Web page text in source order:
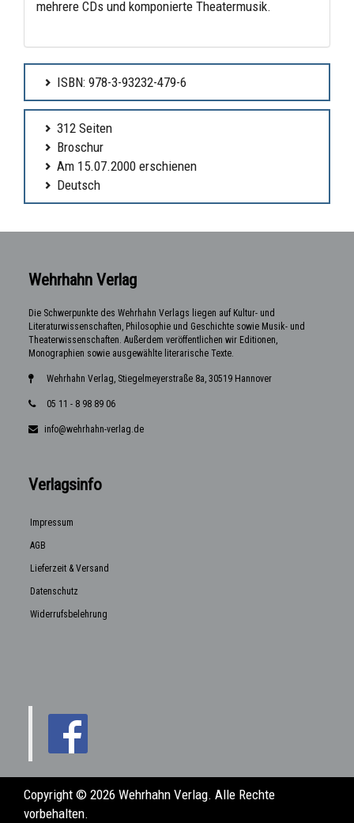
mehrere CDs und komponierte Theatermusik.
ISBN: 978-3-93232-479-6
312 Seiten
Broschur
Am 15.07.2000 erschienen
Deutsch
Wehrhahn Verlag
Die Schwerpunkte des Wehrhahn Verlags liegen auf Kultur- und
Literaturwissenschaften, Philosophie und Geschichte sowie Musik- und
Theaterwissenschaften. Außerdem veröffentlichen wir Editionen,
Monographien sowie ausgewählte literarische Texte.
Wehrhahn Verlag, Stiegelmeyerstraße 8a, 30519 Hannover
05 11 - 8 98 89 06
info@wehrhahn-verlag.de
Verlagsinfo
Impressum
AGB
Lieferzeit & Versand
Datenschutz
Widerrufsbelehrung
Copyright © 2026 Wehrhahn Verlag. Alle Rechte
vorbehalten.